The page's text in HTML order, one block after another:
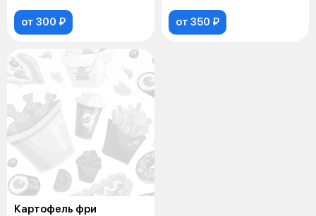
от 300 ₽ от 350 ₽
Картофель фри